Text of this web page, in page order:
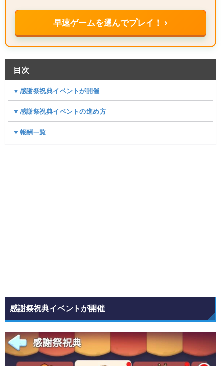
早速ゲームを選んでプレイ！ ›
目次
▼感謝祭祝典イベントが開催
▼感謝祭祝典イベントの進め方
▼報酬一覧
感謝祭祝典イベントが開催